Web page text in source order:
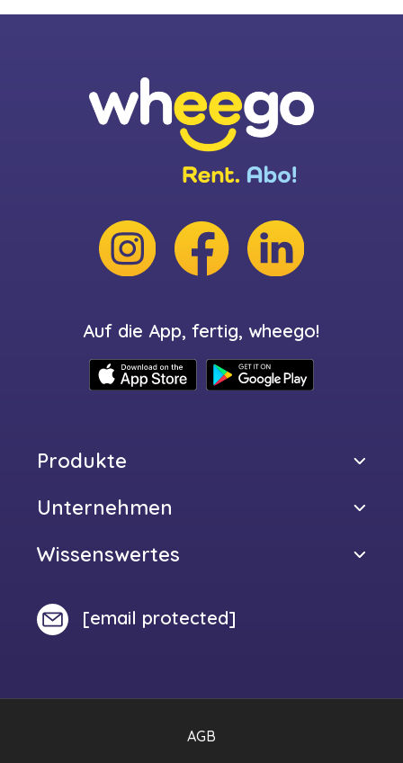
Auf die App, fertig, wheego!
Produkte
Unternehmen
Wissenswertes
[email protected]
AGB